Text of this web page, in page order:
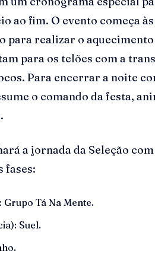
ao fim. O evento começa às
para realizar o
para os telões com a
Para encerrar a noite
o comando da festa,
a jornada da Seleção
fases:
Tá Na Mente.
Suel.